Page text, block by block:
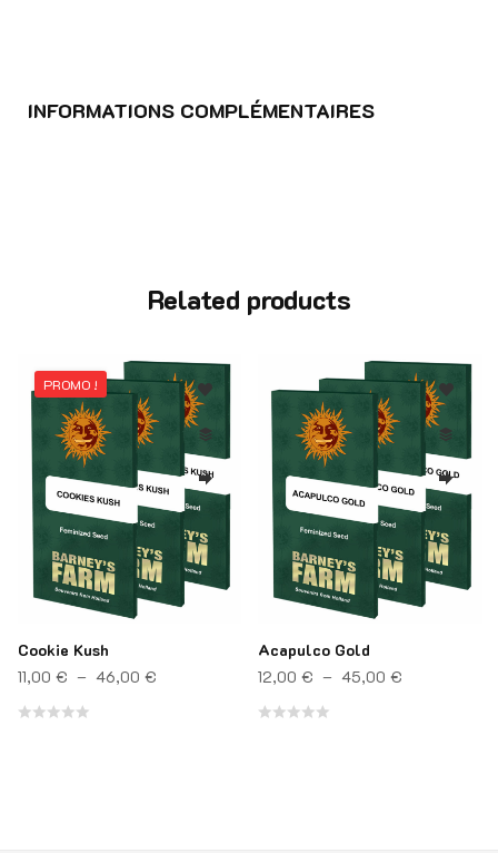
INFORMATIONS COMPLÉMENTAIRES
Related products
: 12,00 € à 45,00 €
PROMO !
Cookie Kush
11,00 € – 46,00 €Plage de prix : 11,00 € à 46,00 €
Acapulco Gold
12,00 € – 45,00 €